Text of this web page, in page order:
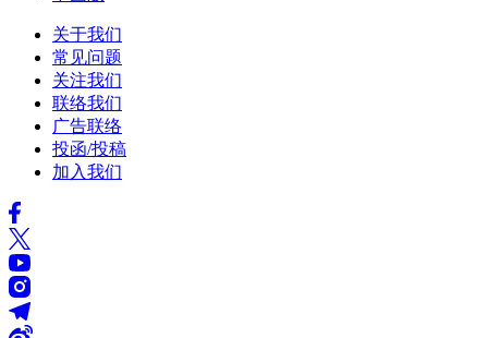
关于我们
常见问题
关注我们
联络我们
广告联络
投函/投稿
加入我们